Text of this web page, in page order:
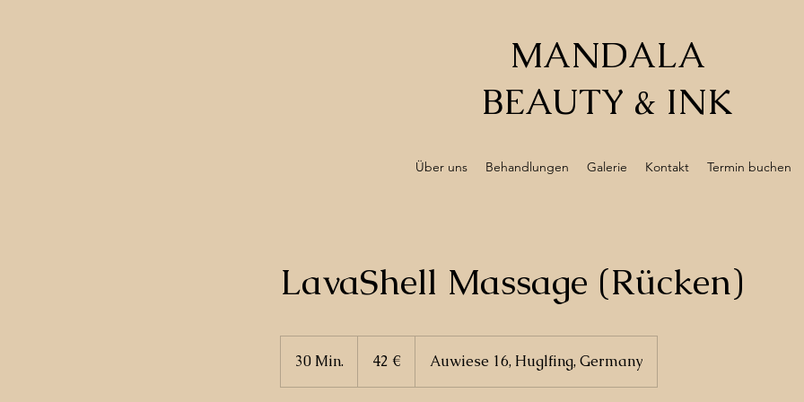
MANDALA
BEAUTY & INK
Über uns Behandlungen Galerie Kontakt Termin buchen
LavaShell Massage (Rücken)
30 Min.
0
42 € Auwiese 16, Huglfing, Germany